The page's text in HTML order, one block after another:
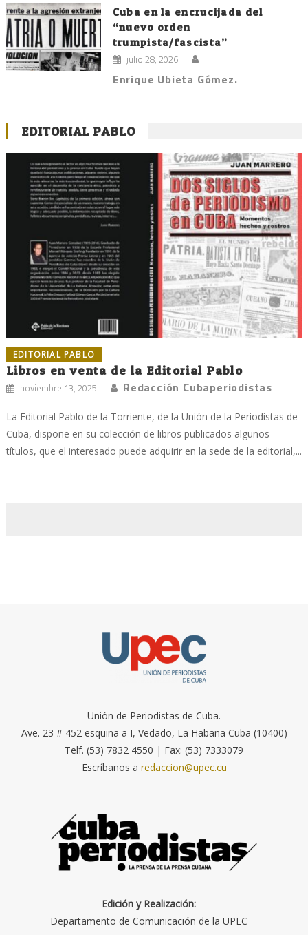
Cuba en la encrucijada del
“nuevo orden
trumpista/fascista”
julio 28, 2026
Enrique Ubieta Gómez.
EDITORIAL PABLO
EDITORIAL PABLO
Libros en venta de la Editorial Pablo
noviembre 13, 2025 Redacción Cubaperiodistas
La Editorial Pablo de la Torriente, de la Unión de la Periodistas de
Cuba, dispone en su colección de libros publicados algunos
títulos, que el interesado puede adquirir en la sede de la editorial,...
Unión de Periodistas de Cuba.
Ave. 23 # 452 esquina a I, Vedado, La Habana Cuba (10400)
Telf. (53) 7832 4550 | Fax: (53) 7333079
Escríbanos a redaccion@upec.cu
Edición y Realización:
Departamento de Comunicación de la UPEC